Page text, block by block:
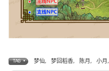
TAG • 梦仙, 梦回稻香, 陈月, 小月,